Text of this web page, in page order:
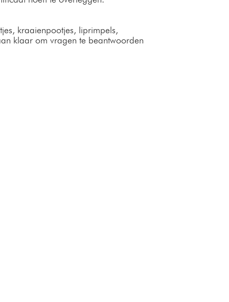
kraaienpootjes, liprimpels,
klaar om vragen te beantwoorden